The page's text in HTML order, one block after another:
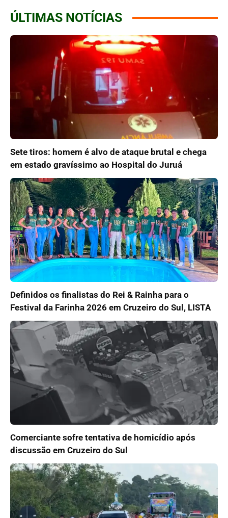
ÚLTIMAS NOTÍCIAS
Sete tiros: homem é alvo de ataque brutal e chega
em estado gravíssimo ao Hospital do Juruá
Definidos os finalistas do Rei & Rainha para o
Festival da Farinha 2026 em Cruzeiro do Sul, LISTA
Comerciante sofre tentativa de homicídio após
discussão em Cruzeiro do Sul